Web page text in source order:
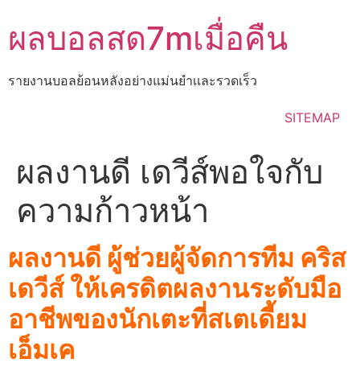
to
content
ผลบอลสด7mเมื่อคืน
รายงานบอลย้อนหลังอย่างแม่นยำเเละรวดเร็ว
SITEMAP
ผลงานดี เดวีส์พอใจกับ
ความก้าวหน้า
ผลงานดี ผู้ช่วยผู้จัดการทีม คริส
เดวีส์ ให้เครดิตผลงานระดับมือ
อาชีพของนักเตะที่สเตเดี้ยม
เอ็มเค